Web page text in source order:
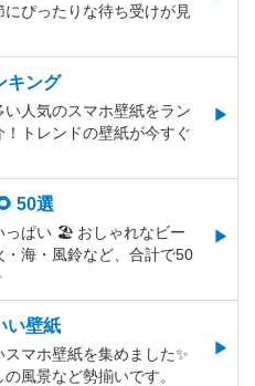
ぴったりな待ち受けが見
キング
い人気のスマホ壁紙をラン
！トレンドの壁紙が今すぐ
50選
っぱい 🏖 おしゃれなビー
・海・風鈴など、合計で50
い壁紙
マホ壁紙を集めました✨
風景など勢揃いです。